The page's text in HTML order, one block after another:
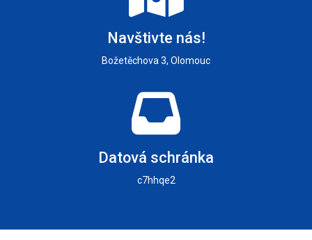
Navštivte nás!
Božetěchova 3, Olomouc
Datová schránka
c7hhqe2